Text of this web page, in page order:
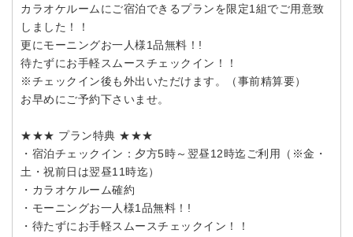
カラオケルームにご宿泊できるプランを限定1組でご用意致
しました！！
更にモーニングお一人様1品無料！!
待たずにお手軽スムースチェックイン！！
※チェックイン後も外出いただけます。（事前精算要）
お早めにご予約下さいませ。
★★★ プラン特典 ★★★
・宿泊チェックイン：夕方5時～翌昼12時迄ご利用（※金・
土・祝前日は翌昼11時迄）
・カラオケルーム確約
・モーニングお一人様1品無料！!
・待たずにお手軽スムースチェックイン！！